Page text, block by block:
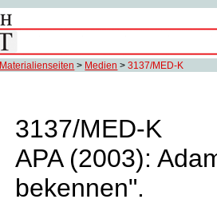
Materialienseiten > Medien >3137/MED-K
3137/MED-K
APA (2003):
bekennen".